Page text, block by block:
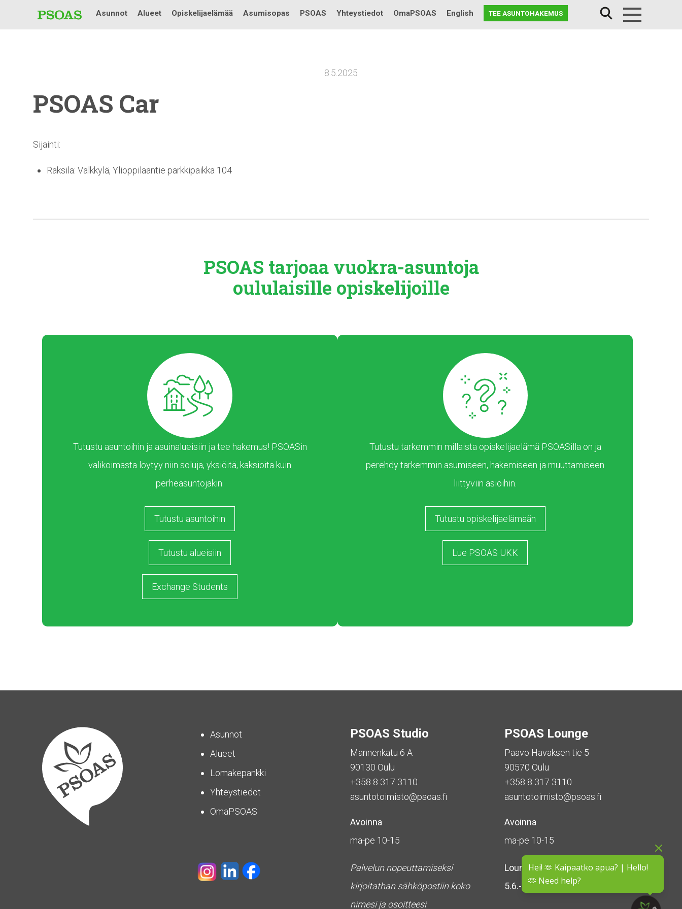
Hei! 🫶 Kaipaatko apua? | Hello!
🫶 Need help?
Testi
Asunnot Alueet Opiskelijaelämää Asumisopas PSOAS Yhteystiedot OmaPSOAS English TEE ASUNTOHAKEMUS
8.5.2025
PSOAS Car
Sijainti:
Raksila: Välkkylä, Ylioppilaantie parkkipaikka 104
PSOAS tarjoaa vuokra-asuntoja
oululaisille opiskelijoille
Tutustu asuntoihin ja asuinalueisiin ja tee hakemus! PSOASin
valikoimasta löytyy niin soluja, yksiöitä, kaksioita kuin
perheasuntojakin.
Tutustu asuntoihin
Tutustu alueisiin
Exchange Students
Tutustu tarkemmin millaista opiskelijaelämä PSOASilla on ja
perehdy tarkemmin asumiseen, hakemiseen ja muuttamiseen
liittyviin asioihin.
Tutustu opiskelijaelämään
Lue PSOAS UKK
Asunnot
Alueet
Lomakepankki
Yhteystiedot
OmaPSOAS
PSOAS Studio
Mannenkatu 6 A
90130 Oulu
+358 8 317 3110
asuntotoimisto@psoas.fi
Avoinna
ma-pe 10-15
Palvelun nopeuttamiseksi
kirjoitathan sähköpostiin koko
nimesi ja osoitteesi
PSOAS Lounge
Paavo Havaksen tie 5
90570 Oulu
+358 8 317 3110
asuntotoimisto@psoas.fi
Avoinna
ma-pe 10-15
Lounge onsuljettu kesän ajan
5.6.-16.8.2026